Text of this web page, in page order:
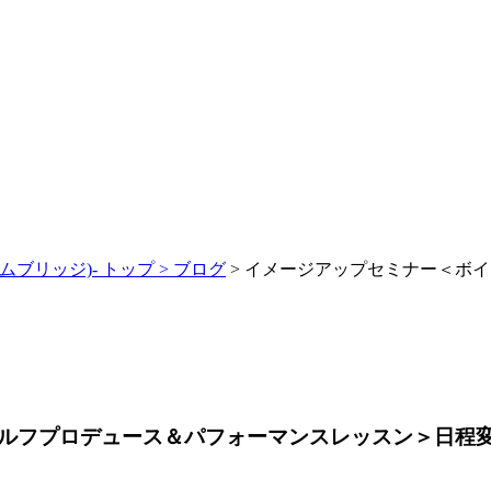
ブリッジ)- トップ > ブログ > イメージアップセミナー＜ボ
プロデュース＆パフォーマンスレッスン＞日程